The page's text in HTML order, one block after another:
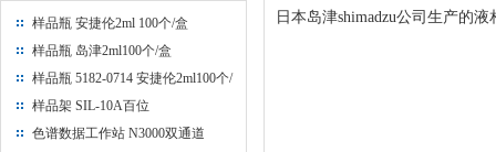
样品瓶 安捷伦2ml 100个/盒
样品瓶 岛津2ml100个/盒
样品瓶 5182-0714 安捷伦2ml100个/
盒
样品架 SIL-10A百位
色谱数据工作站 N3000双通道
日本岛津shimadzu公司生产的